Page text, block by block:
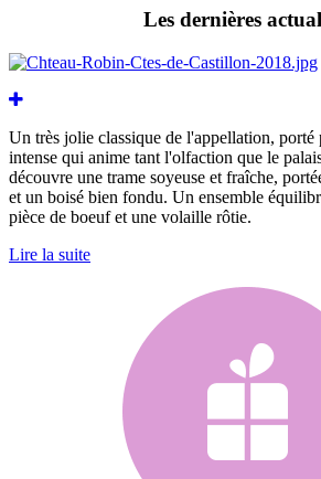
Les dernières
Un très jolie classique de l'appellation, porté
intense qui anime tant l'olfaction que le
découvre une trame soyeuse et fraîche,
et un boisé bien fondu. Un ensemble
pièce de boeuf et une volaille rôtie.
Lire la suite